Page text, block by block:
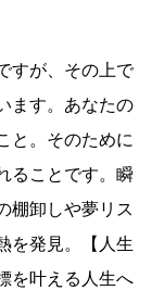
すが、その上で
ます。あなたの
と。そのために
ることです。瞬
棚卸しや夢リス
を発見。【人生
を叶える人生へ